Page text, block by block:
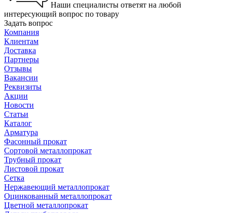
Наши специалисты ответят на любой
интересующий вопрос по товару
Задать вопрос
Компания
Клиентам
Доставка
Партнеры
Отзывы
Вакансии
Реквизиты
Акции
Новости
Статьи
Каталог
Арматура
Фасонный прокат
Сортовой металлопрокат
Трубный прокат
Листовой прокат
Сетка
Нержавеющий металлопрокат
Оцинкованный металлопрокат
Цветной металлопрокат